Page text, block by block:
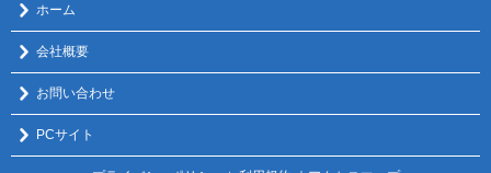
ホーム
会社概要
お問い合わせ
PCサイト